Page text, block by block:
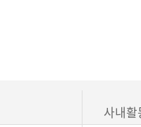
사내활